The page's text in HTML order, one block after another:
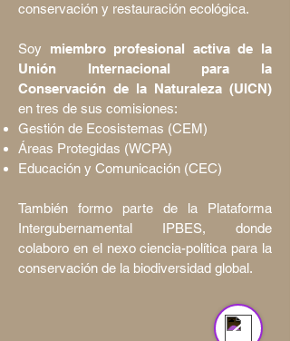
conservación y restauración ecológica.
Soy miembro profesional activa de la
Unión Internacional para la
Conservación de la Naturaleza (UICN)
en tres de sus comisiones:
Gestión de Ecosistemas (CEM)
Áreas Protegidas (WCPA)
Educación y Comunicación (CEC)
También formo parte de la Plataforma
Intergubernamental IPBES, donde
colaboro en el nexo ciencia-política para la
conservación de la biodiversidad global.
Asistente Virtual VitruBio
Online